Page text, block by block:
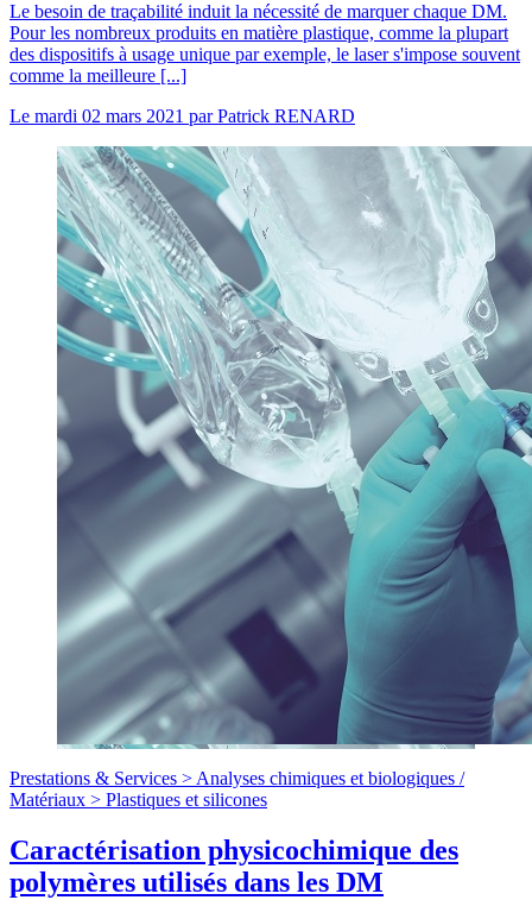
Le besoin de traçabilité induit la nécessité de marquer chaque DM.
Pour les nombreux produits en matière plastique, comme la plupart
des dispositifs à usage unique par exemple, le laser s'impose souvent
comme la meilleure [...]
Le mardi 02 mars 2021 parPatrick RENARD
Prestations & Services > Analyses chimiques et biologiques /
Matériaux > Plastiques et silicones
Caractérisation physicochimique des
polymères utilisés dans les DM